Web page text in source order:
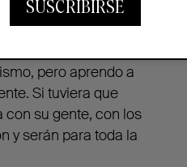
personal
que pasan los años, el
pero aprendo a
Si tuviera que
su gente, con los
y serán para toda la
SUSCRIBIRSE